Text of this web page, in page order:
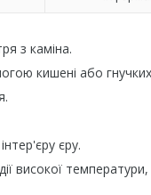
з каміна.
кишені або
єру.
високої